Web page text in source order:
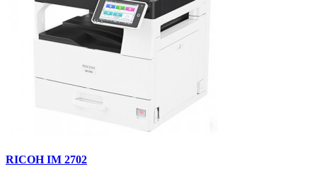
RICOH IM 2702